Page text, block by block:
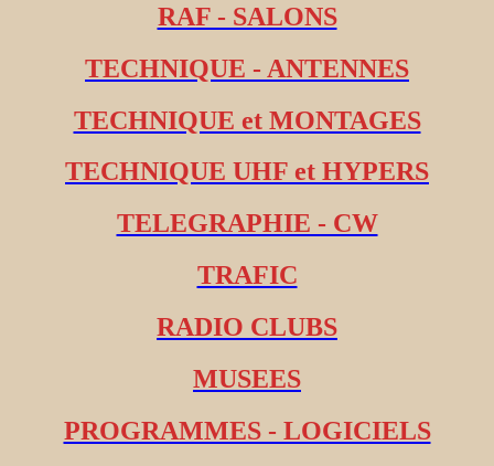
RAF - SALONS
TECHNIQUE - ANTENNES
TECHNIQUE et MONTAGES
TECHNIQUE UHF et HYPERS
TELEGRAPHIE - CW
TRAFIC
RADIO CLUBS
MUSEES
PROGRAMMES - LOGICIELS